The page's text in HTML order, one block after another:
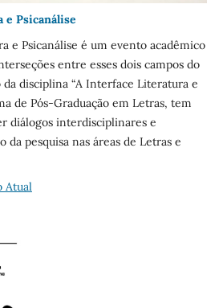
Psicanálise
e Psicanálise é um evento acadêmico
entre esses dois campos do
disciplina “A Interface Literatura e
de Pós-Graduação em Letras, tem
diálogos interdisciplinares e
da pesquisa nas áreas de Letras e
Atual